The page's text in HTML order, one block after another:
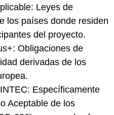
Leyes de
los países donde residen
del proyecto.
Obligaciones de
derivadas de los
Específicamente
Aceptable de los